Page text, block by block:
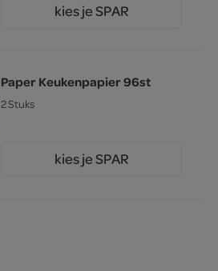
kies je SPAR
Paper Keukenpapier 96st
2 Stuks
kies je SPAR